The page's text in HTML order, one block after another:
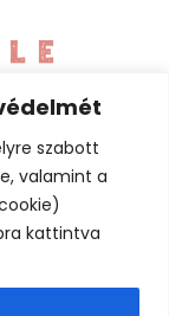
szabott
valamint a
kattintva
(ÁSZF)
irat